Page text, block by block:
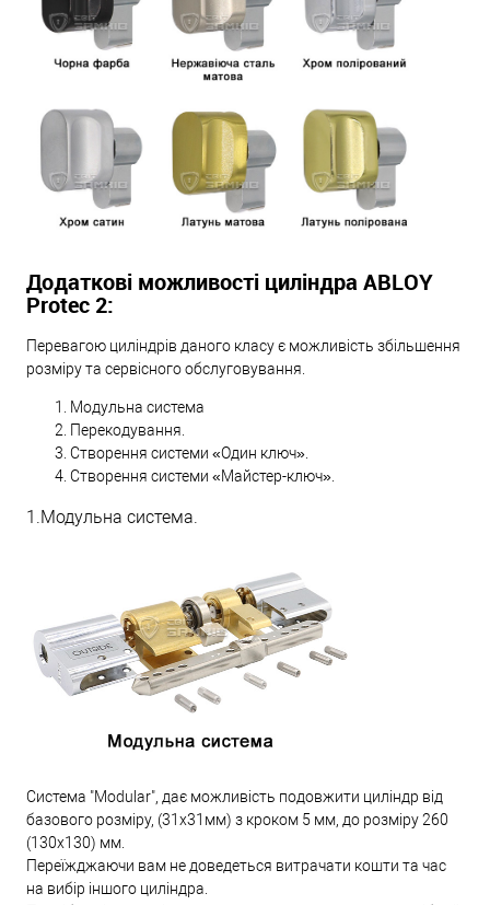
Додаткові можливості циліндра ABLOY
Protec 2:
Перевагою циліндрів даного класу є можливість збільшення
розміру та сервісного обслуговування.
Модульна система
Перекодування.
Створення системи «Один ключ».
Створення системи «Майстер-ключ».
1.Модульна система.
Система "Modular", дає можливість подовжити циліндр від
базового розміру, (31х31мм) з кроком 5 мм, до розміру 260
(130х130) мм.
Переїжджаючи вам не доведеться витрачати кошти та час
на вибір іншого циліндра.